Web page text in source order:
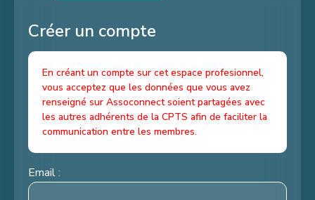
Créer un compte
En créant un compte sur cet espace profesionnel,
vous acceptez que les données que vous avez
renseigné sur Assoconnect soient partagées avec
les autres adhérents de la CPTS afin de faciliter la
communication entre les membres.
Email :